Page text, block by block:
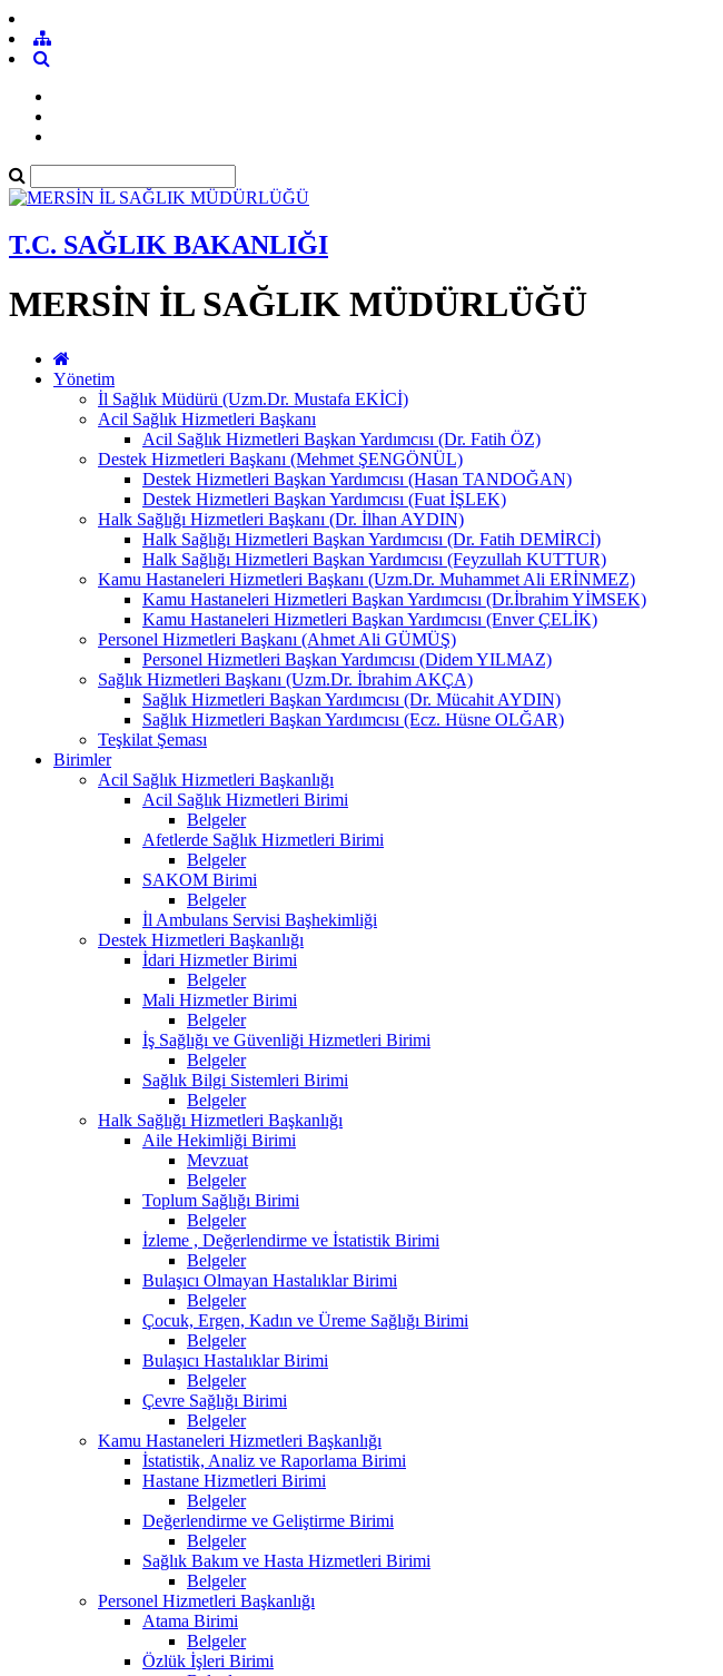
T.C. SAĞLIK BAKANLIĞI
MERSİN İL SAĞLIK MÜDÜRLÜĞÜ
Yönetim
İl Sağlık Müdürü (Uzm.Dr. Mustafa EKİCİ)
Acil Sağlık Hizmetleri Başkanı
Acil Sağlık Hizmetleri Başkan Yardımcısı (Dr. Fatih ÖZ)
Destek Hizmetleri Başkanı (Mehmet ŞENGÖNÜL)
Destek Hizmetleri Başkan Yardımcısı (Hasan TANDOĞAN)
Destek Hizmetleri Başkan Yardımcısı (Fuat İŞLEK)
Halk Sağlığı Hizmetleri Başkanı (Dr. İlhan AYDIN)
Halk Sağlığı Hizmetleri Başkan Yardımcısı (Dr. Fatih DEMİRCİ)
Halk Sağlığı Hizmetleri Başkan Yardımcısı (Feyzullah KUTTUR)
Kamu Hastaneleri Hizmetleri Başkanı (Uzm.Dr. Muhammet Ali ERİNMEZ)
Kamu Hastaneleri Hizmetleri Başkan Yardımcısı (Dr.İbrahim YİMSEK)
Kamu Hastaneleri Hizmetleri Başkan Yardımcısı (Enver ÇELİK)
Personel Hizmetleri Başkanı (Ahmet Ali GÜMÜŞ)
Personel Hizmetleri Başkan Yardımcısı (Didem YILMAZ)
Sağlık Hizmetleri Başkanı (Uzm.Dr. İbrahim AKÇA)
Sağlık Hizmetleri Başkan Yardımcısı (Dr. Mücahit AYDIN)
Sağlık Hizmetleri Başkan Yardımcısı (Ecz. Hüsne OLĞAR)
Teşkilat Şeması
Birimler
Acil Sağlık Hizmetleri Başkanlığı
Acil Sağlık Hizmetleri Birimi
Belgeler
Afetlerde Sağlık Hizmetleri Birimi
Belgeler
SAKOM Birimi
Belgeler
İl Ambulans Servisi Başhekimliği
Destek Hizmetleri Başkanlığı
İdari Hizmetler Birimi
Belgeler
Mali Hizmetler Birimi
Belgeler
İş Sağlığı ve Güvenliği Hizmetleri Birimi
Belgeler
Sağlık Bilgi Sistemleri Birimi
Belgeler
Halk Sağlığı Hizmetleri Başkanlığı
Aile Hekimliği Birimi
Mevzuat
Belgeler
Toplum Sağlığı Birimi
Belgeler
İzleme , Değerlendirme ve İstatistik Birimi
Belgeler
Bulaşıcı Olmayan Hastalıklar Birimi
Belgeler
Çocuk, Ergen, Kadın ve Üreme Sağlığı Birimi
Belgeler
Bulaşıcı Hastalıklar Birimi
Belgeler
Çevre Sağlığı Birimi
Belgeler
Kamu Hastaneleri Hizmetleri Başkanlığı
İstatistik, Analiz ve Raporlama Birimi
Hastane Hizmetleri Birimi
Belgeler
Değerlendirme ve Geliştirme Birimi
Belgeler
Sağlık Bakım ve Hasta Hizmetleri Birimi
Belgeler
Personel Hizmetleri Başkanlığı
Atama Birimi
Belgeler
Özlük İşleri Birimi